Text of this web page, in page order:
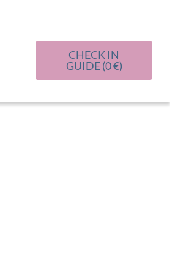
CHECK IN
GUIDE (0 €)